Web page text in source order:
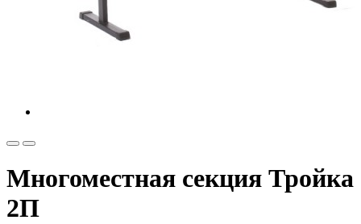
Многоместная секция Тройка
2П